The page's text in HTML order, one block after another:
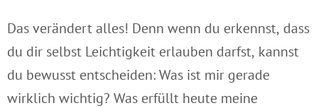
Das verändert alles! Denn wenn du erkennst, dass
du dir selbst Leichtigkeit erlauben darfst, kannst
du bewusst entscheiden: Was ist mir gerade
wirklich wichtig? Was erfüllt heute meine